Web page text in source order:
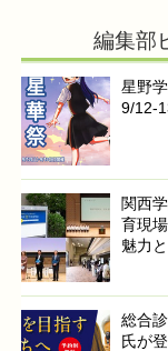
編集部
星野
9/12-
関西
育現
魅力
総合
氏が